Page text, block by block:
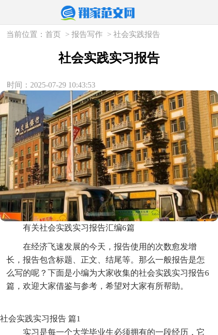
当前位置：首页 >报告写作 >社会实践报告
社会实践实习报告
时间：2025-07-29 10:43:53
有关社会实践实习报告汇编6篇
在经济飞速发展的今天，报告使用的次数愈发增
长，报告包含标题、正文、结尾等。那么一般报告是怎
么写的呢？下面是小编为大家收集的社会实践实习报告6
篇，欢迎大家借鉴与参考，希望对大家有所帮助。
社会实践实习报告 篇1
实习是每一个大学毕业生必须拥有的一段经历，它